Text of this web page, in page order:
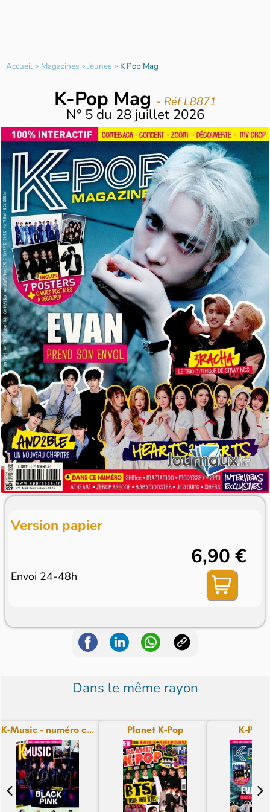
Accueil> Magazines>Jeunes> K Pop Mag
K-Pop Mag - Réf L8871
N° 5du 28 juillet 2026
Version papier
Envoi 24-48h
6,90 €
Dans le même rayon
K-Music - numéro c... Planet K-Pop K-Pop